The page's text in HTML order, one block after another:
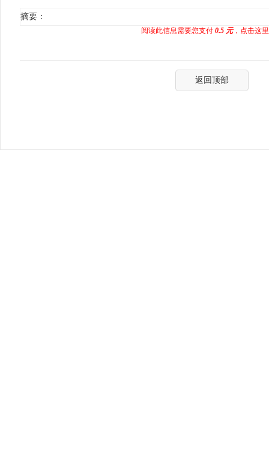
摘要：
阅读此信息需要您支付 0.5 元，点击这
返回顶部